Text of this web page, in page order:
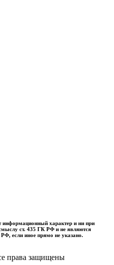
информационный характер и ни при
ст. 435 ГК РФ и не являются
если иное прямо не указано.
права защищены